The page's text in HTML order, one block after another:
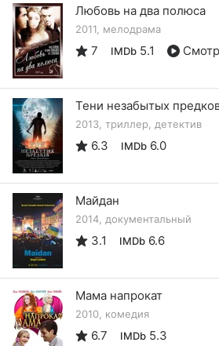
Любовь на два полюса
2011, мелодрама
7 IMDb 5.1
Тени незабытых
2013, триллер, детектив
6.3 IMDb 6.0
Майдан
2014, документальный
3.1 IMDb 6.6
Мама напрокат
2010, комедия
6.7 IMDb 5.3